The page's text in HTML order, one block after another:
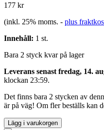
177 kr
(inkl. 25% moms. - plus
Innehåll: 1 st.
Bara 2 styck kvar på lager
Leverans senast fredag, 14.
klockan 23:59.
Det finns bara 2 stycken av
är på väg! Om fler beställs kan
Lägg i varukorgen